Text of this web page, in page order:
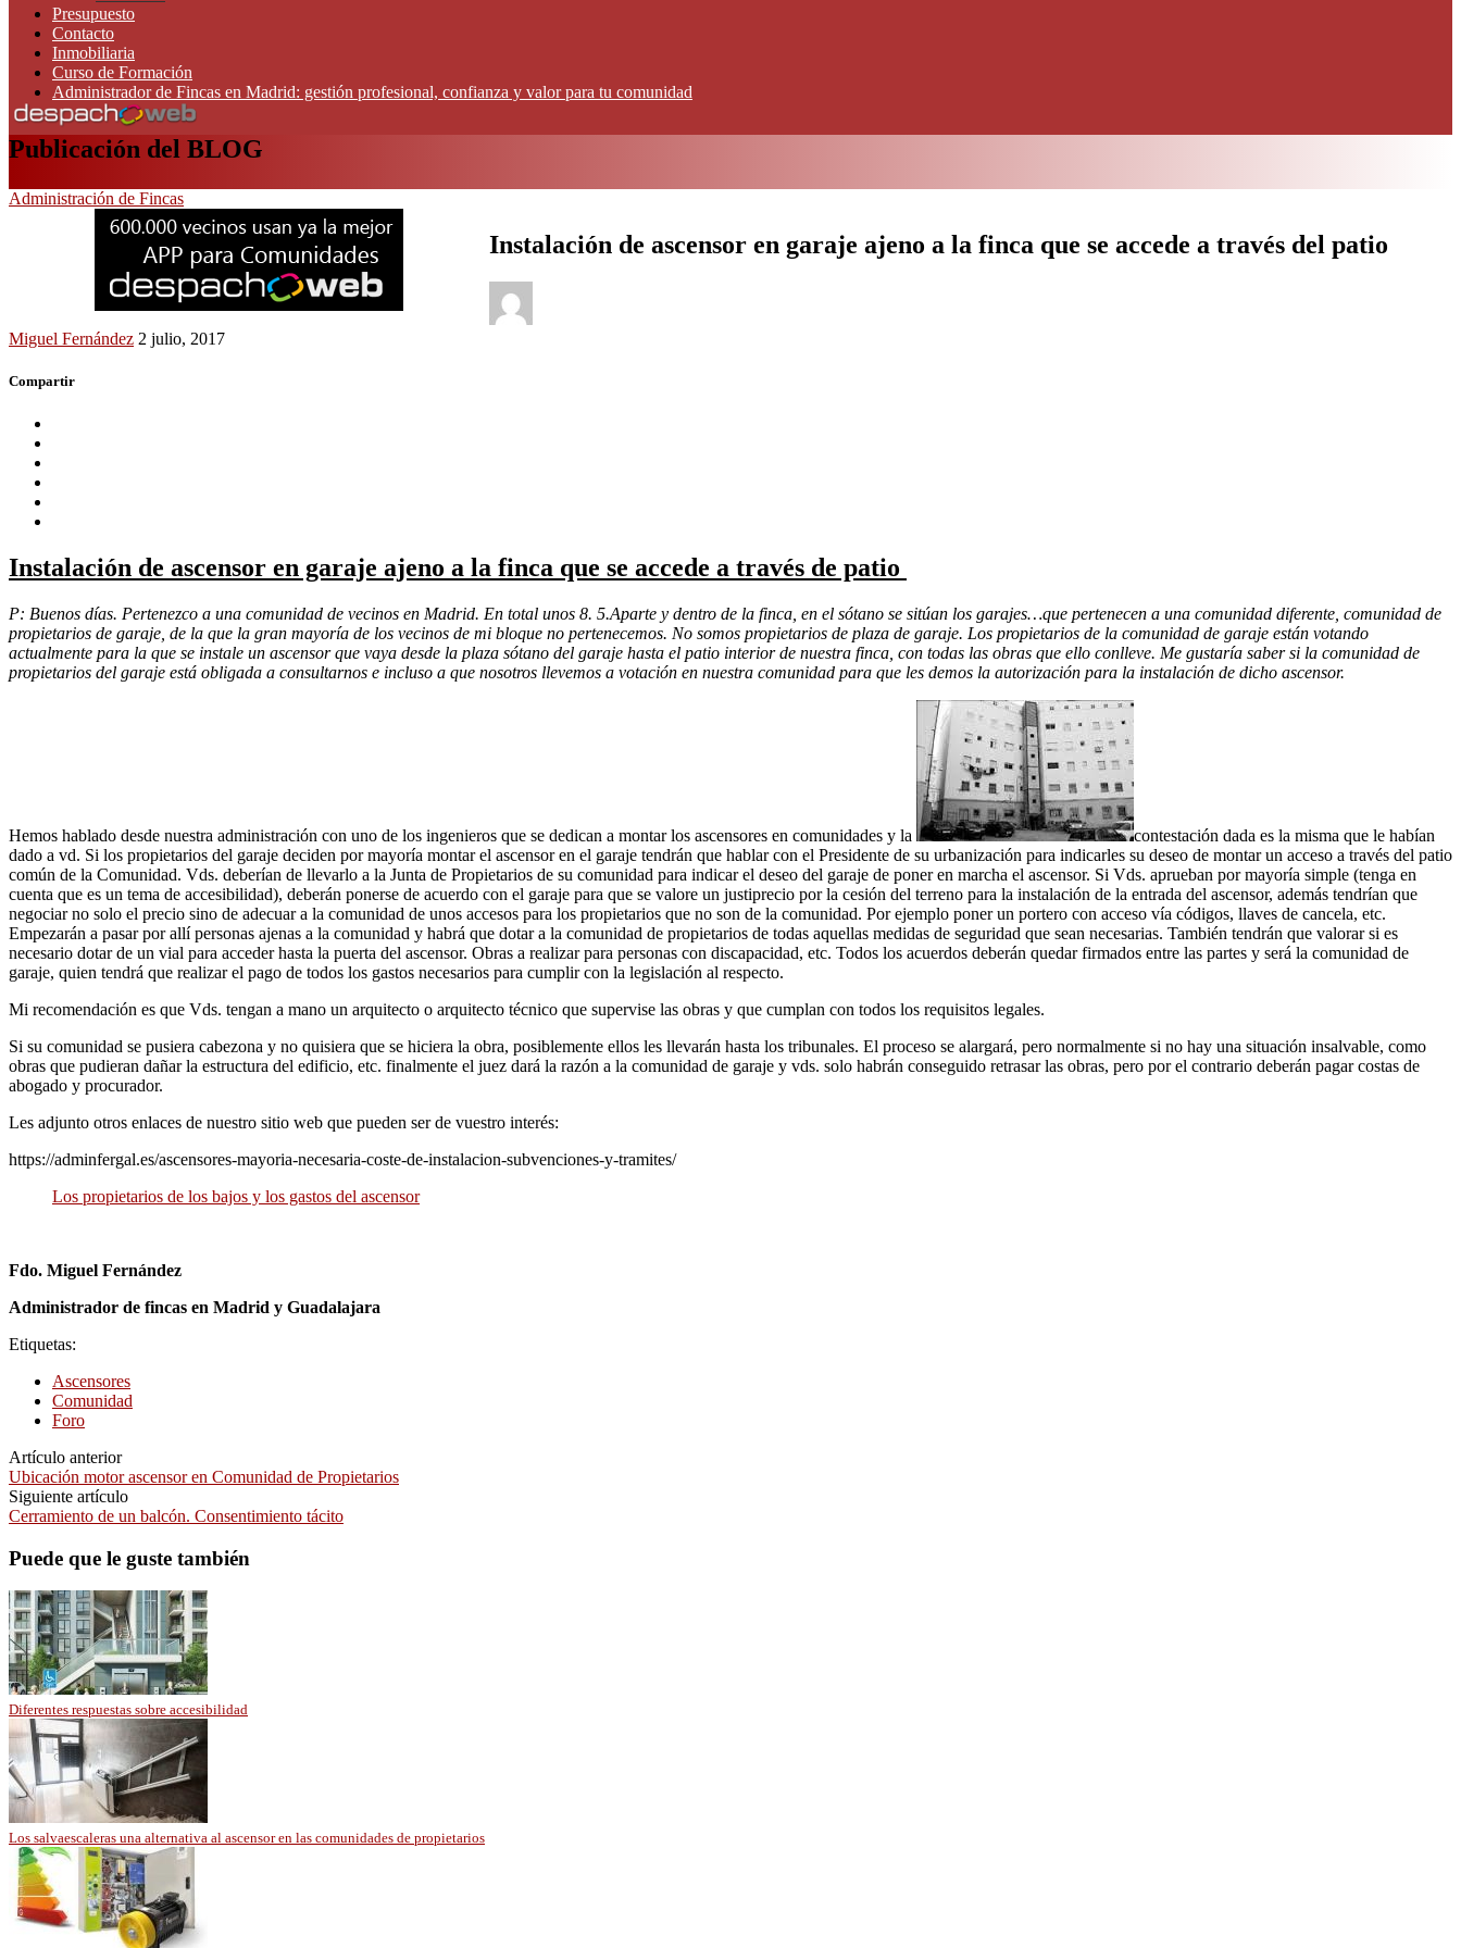
Presupuesto
Contacto
Inmobiliaria
Curso de Formación
Administrador de Fincas en Madrid: gestión profesional, confianza y valor para tu comunidad
Publicación del BLOG
Administración de Fincas
Instalación de ascensor en garaje ajeno a la finca que se accede a través del patio
Miguel Fernández 2 julio, 2017
Compartir
Instalación de ascensor en garaje ajeno a la finca que se accede a través de patio
P: Buenos días. Pertenezco a una comunidad de vecinos en Madrid. En total unos 8. 5.Aparte y dentro de la finca, en el sótano se sitúan los garajes…que pertenecen a una comunidad diferente, comunidad de
propietarios de garaje, de la que la gran mayoría de los vecinos de mi bloque no pertenecemos. No somos propietarios de plaza de garaje. Los propietarios de la comunidad de garaje están votando
actualmente para la que se instale un ascensor que vaya desde la plaza sótano del garaje hasta el patio interior de nuestra finca, con todas las obras que ello conlleve. Me gustaría saber si la comunidad de
propietarios del garaje está obligada a consultarnos e incluso a que nosotros llevemos a votación en nuestra comunidad para que les demos la autorización para la instalación de dicho ascensor.
Hemos hablado desde nuestra administración con uno de los ingenieros que se dedican a montar los ascensores en comunidades y la
contestación dada es la misma que le habían
dado a vd. Si los propietarios del garaje deciden por mayoría montar el ascensor en el garaje tendrán que hablar con el Presidente de su urbanización para indicarles su deseo de montar un acceso a través del patio
común de la Comunidad. Vds. deberían de llevarlo a la Junta de Propietarios de su comunidad para indicar el deseo del garaje de poner en marcha el ascensor. Si Vds. aprueban por mayoría simple (tenga en
cuenta que es un tema de accesibilidad), deberán ponerse de acuerdo con el garaje para que se valore un justiprecio por la cesión del terreno para la instalación de la entrada del ascensor, además tendrían que
negociar no solo el precio sino de adecuar a la comunidad de unos accesos para los propietarios que no son de la comunidad. Por ejemplo poner un portero con acceso vía códigos, llaves de cancela, etc.
Empezarán a pasar por allí personas ajenas a la comunidad y habrá que dotar a la comunidad de propietarios de todas aquellas medidas de seguridad que sean necesarias. También tendrán que valorar si es
necesario dotar de un vial para acceder hasta la puerta del ascensor. Obras a realizar para personas con discapacidad, etc. Todos los acuerdos deberán quedar firmados entre las partes y será la comunidad de
garaje, quien tendrá que realizar el pago de todos los gastos necesarios para cumplir con la legislación al respecto.
Mi recomendación es que Vds. tengan a mano un arquitecto o arquitecto técnico que supervise las obras y que cumplan con todos los requisitos legales.
Si su comunidad se pusiera cabezona y no quisiera que se hiciera la obra, posiblemente ellos les llevarán hasta los tribunales. El proceso se alargará, pero normalmente si no hay una situación insalvable, como
obras que pudieran dañar la estructura del edificio, etc. finalmente el juez dará la razón a la comunidad de garaje y vds. solo habrán conseguido retrasar las obras, pero por el contrario deberán pagar costas de
abogado y procurador.
Les adjunto otros enlaces de nuestro sitio web que pueden ser de vuestro interés:
https://adminfergal.es/ascensores-mayoria-necesaria-coste-de-instalacion-subvenciones-y-tramites/
Los propietarios de los bajos y los gastos del ascensor
Fdo. Miguel Fernández
Administrador de fincas en Madrid y Guadalajara
Etiquetas:
Ascensores
Comunidad
Foro
Artículo anterior
Ubicación motor ascensor en Comunidad de Propietarios
Siguiente artículo
Cerramiento de un balcón. Consentimiento tácito
Puede que le guste también
Diferentes respuestas sobre accesibilidad
Los salvaescaleras una alternativa al ascensor en las comunidades de propietarios